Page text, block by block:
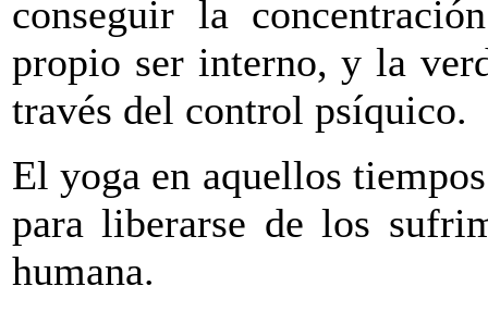
conseguir la
propio ser interno, y la
través del control psíquico.
El yoga en aquellos
para liberarse de los
humana.